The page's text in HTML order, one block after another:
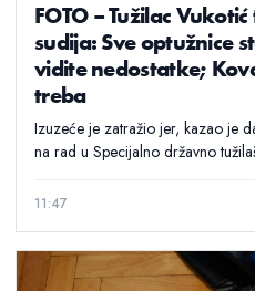
FOTO – Tužilac
sudija: Sve optužnice
vidite nedostatke;
treba
Izuzeće je zatražio jer, kazao je
na rad u Specijalno državno
11:47